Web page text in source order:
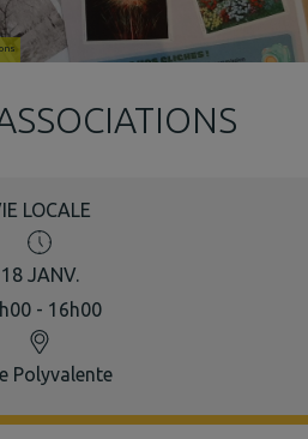
LOCALE
18 JANV.
- 16h00
Polyvalente